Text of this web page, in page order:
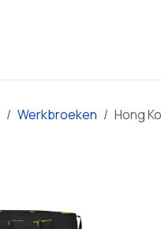
Werkbroeken Hong